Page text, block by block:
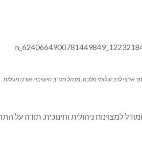
ארצי לרב שלומי מלכה, מנהל חט”ב הישיבה אורט מעלות
למצוינות ניהולית וחינוכית. תודה על